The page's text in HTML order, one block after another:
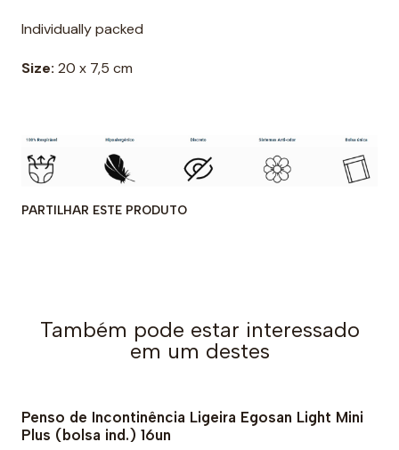
Individually packed
Size: 20 x 7,5 cm
PARTILHAR ESTE PRODUTO
Também pode estar interessado
em um destes
Penso de Incontinência Ligeira Egosan Light Mini
Plus (bolsa ind.) 16un